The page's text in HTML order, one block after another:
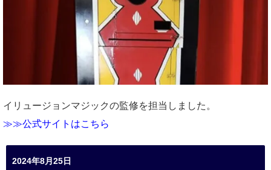
イリュージョンマジックの監修を担当しました。
≫≫公式サイトはこちら
2024年8月25日